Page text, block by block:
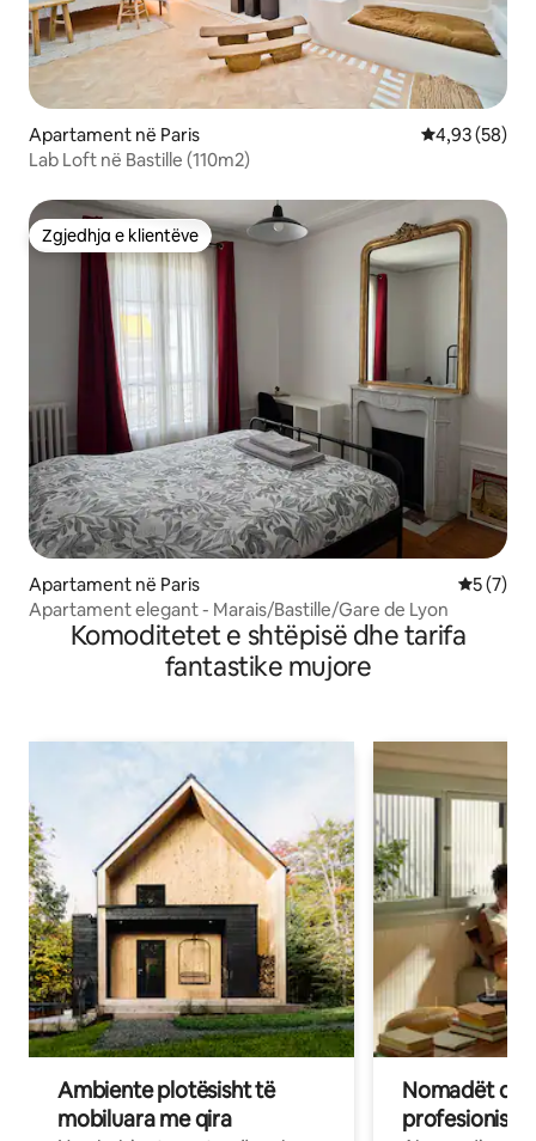
Apartament në Paris Vlerësimi
4,93 (58)
Lab Loft në Bastille (110m2)
Zgjedhja e klientëve
Zgjedhja e klientëve
Apartament në Paris
5 (7)
Apartament elegant - Marais/Bastille/Gare de Lyon
Komoditetet e shtëpisë dhe tarifa
fantastike mujore
Ambiente plotësisht të
mobiluara me qira
Nomadët